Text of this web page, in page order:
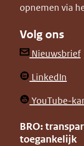
een
opnemen via
Volg ons
Nieuwsbrief
LinkedIn
YouTube-
BRO:
toegankelijk